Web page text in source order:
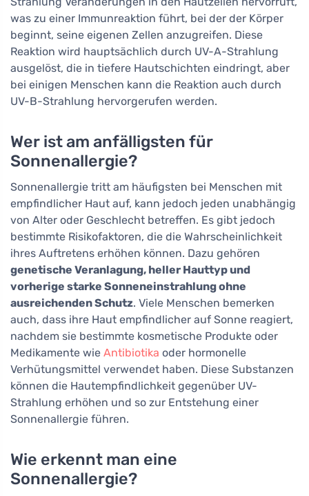
was zu einer Immunreaktion führt, bei der der Körper
beginnt, seine eigenen Zellen anzugreifen. Diese
Reaktion wird hauptsächlich durch UV-A-Strahlung
ausgelöst, die in tiefere Hautschichten eindringt, aber
bei einigen Menschen kann die Reaktion auch durch
UV-B-Strahlung hervorgerufen werden.
Wer ist am anfälligsten für
Sonnenallergie?
Sonnenallergie tritt am häufigsten bei Menschen mit
empfindlicher Haut auf, kann jedoch jeden unabhängig
von Alter oder Geschlecht betreffen. Es gibt jedoch
bestimmte Risikofaktoren, die die Wahrscheinlichkeit
ihres Auftretens erhöhen können. Dazu gehören
genetische Veranlagung, heller Hauttyp und
vorherige starke Sonneneinstrahlung ohne
ausreichenden Schutz. Viele Menschen bemerken
auch, dass ihre Haut empfindlicher auf Sonne reagiert,
nachdem sie bestimmte kosmetische Produkte oder
Medikamente wie Antibiotika oder hormonelle
Verhütungsmittel verwendet haben. Diese Substanzen
können die Hautempfindlichkeit gegenüber UV-
Strahlung erhöhen und so zur Entstehung einer
Sonnenallergie führen.
Wie erkennt man eine
Sonnenallergie?